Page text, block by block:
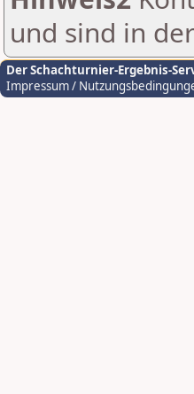
und sind in
Der Schachturnier-Ergebnis-
Impressum /